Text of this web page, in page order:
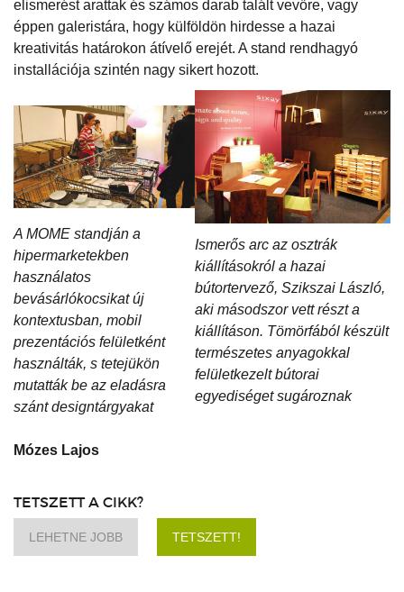
elismerést arattak és számos darab talált vevőre, vagy
éppen galeristára, hogy külföldön hirdesse a hazai
kreativitás határokon átívelő erejét. A stand rendhagyó
installációja szintén nagy sikert hozott.
A MOME standján a
hipermarketekben
használatos
bevásárlókocsikat új
kontextusban, mobil
prezentációs felületként
használták, s tetejükön
mutatták be az eladásra
szánt designtárgyakat
Ismerős arc az osztrák
kiállításokról a hazai
bútortervező, Szikszai László,
aki másodszor vett részt a
kiállításon. Tömörfából készült
természetes anyagokkal
felületkezelt bútorai
egyediséget sugároznak
Mózes Lajos
TETSZETT A CIKK?
LEHETNE JOBB TETSZETT!